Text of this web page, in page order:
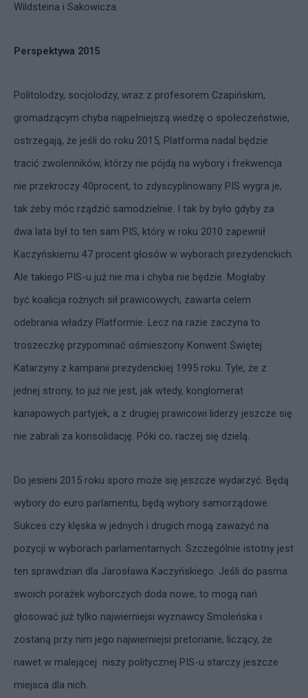
Wildsteina i Sakowicza.
Perspektywa 2015
Politolodzy, socjolodzy, wraz z profesorem Czapińskim,
gromadzącym chyba najpełniejszą wiedzę o społeczeństwie,
ostrzegają, że jeśli do roku 2015, Platforma nadal będzie
tracić zwolenników, którzy nie pójdą na wybory i frekwencja
nie przekroczy 40procent, to zdyscyplinowany PIS wygra je,
tak żeby móc rządzić samodzielnie. I tak by było gdyby za
dwa lata był to ten sam PIS, który w roku 2010 zapewnił
Kaczyńskiemu 47 procent głosów w wyborach prezydenckich.
Ale takiego PIS-u już nie ma i chyba nie będzie. Mogłaby
być koalicja rożnych sił prawicowych, zawarta celem
odebrania władzy Platformie. Lecz na razie zaczyna to
troszeczkę przypominać ośmieszony Konwent Świętej
Katarzyny z kampanii prezydenckiej 1995 roku. Tyle, że z
jednej strony, to już nie jest, jak wtedy, konglomerat
kanapowych partyjek, a z drugiej prawicowi liderzy jeszcze się
nie zabrali za konsolidację. Póki co, raczej się dzielą.
Do jesieni 2015 roku sporo może się jeszcze wydarzyć. Będą
wybory do euro parlamentu, będą wybory samorządowe.
Sukces czy klęska w jednych i drugich mogą zaważyć na
pozycji w wyborach parlamentarnych. Szczególnie istotny jest
ten sprawdzian dla Jarosława Kaczyńskiego. Jeśli do pasma
swoich porażek wyborczych doda nowe, to mogą nań
głosować już tylko najwierniejsi wyznawcy Smoleńska i
zostaną przy nim jego najwierniejsi pretorianie, liczący, że
nawet w malejącej niszy politycznej PIS-u starczy jeszcze
miejsca dla nich.